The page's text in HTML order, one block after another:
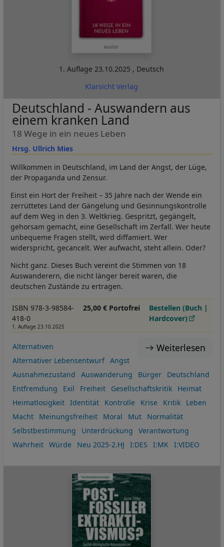
1. Auflage23.10.2025 , Deutsch
Klarsicht Verlag
Hrsg. Ullrich Mies
Deutschland - Auswandern aus
einem kranken Land
18 Wege in ein neues Leben
Willkommen in Deutschland, im Land der Angst, der Lüge,
der Propaganda und Zensur.
Einst ein Hort der Freiheit – 35 Jahre nach der Wende ein
zerrüttetes Land der Gängelung und Gesinnungskontrolle
auf dem Weg in den 3. Weltkrieg. Gespritzt, gegängelt,
gehorsam gemacht, eine Gesellschaft im Zerfall. Wer heute
unbequeme Fragen stellt, wird diffamiert. Wer
widerspricht, gecancelt. Wer aufwacht, steht allein. Oder?
Nicht ganz. Dieses Buch vereint die Stimmen von 18
Auswanderern, die nicht länger bereit waren, die
deutschen Zustände zu ertragen.
ISBN 978-3-98584-
418-0
1. Auflage 23.10.2025
25,00 € Portofrei
Bestellen (Buch |
Hardcover)
Weiterlesen
Alternativen
Alternativer Lebensentwurf
Angst
Ausnahmezustand
Auswanderung Bürger
Deutschland
Entfremdung
Exil Freiheit Gesellschaftskritik
Heimat
Heimatlosigkeit
Identität Kontrolle Krise Kritik
Leben
Macht
Meinungsfreiheit Moral Mut
Normalität
Selbstbestimmung
Unterdrückung
Verantwortung
Wahrheit
Würde Neu 2025-2.HJ I:DES I:MK I:VIDEO